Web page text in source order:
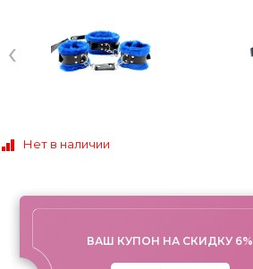
‹
Нет в наличии
ВАШ КУПОН НА СКИДКУ 6%